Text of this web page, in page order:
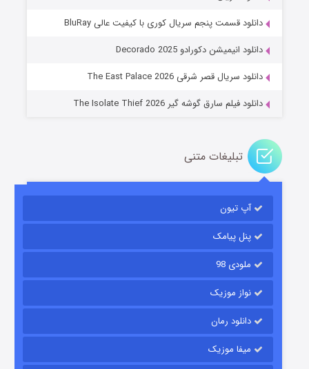
عملیات آپارتمان
قسمت۲ (زیرنویس) منتشر شد
دانلود قسمت پنجم سریال کوری با کیفیت عالی BluRay
دانلود انیمیشن دکورادو Decorado 2025
دانلود سریال قصر شرقی The East Palace 2026
دانلود فیلم سارق گوشه گیر The Isolate Thief 2026
تبلیغات متنی
آپ تیون
پنل پیامک
ملودی 98
نواز موزیک
دانلود رمان
میفا موزیک